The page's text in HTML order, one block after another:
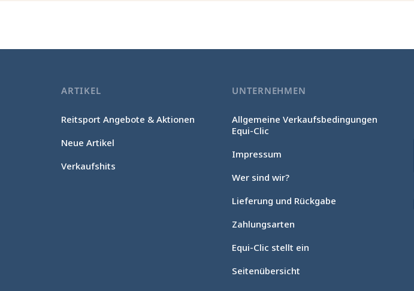
ARTIKEL
Reitsport Angebote & Aktionen
Neue Artikel
Verkaufshits
UNTERNEHMEN
Allgemeine Verkaufsbedingungen
Equi-Clic
Impressum
Wer sind wir?
Lieferung und Rückgabe
Zahlungsarten
Equi-Clic stellt ein
Seitenübersicht